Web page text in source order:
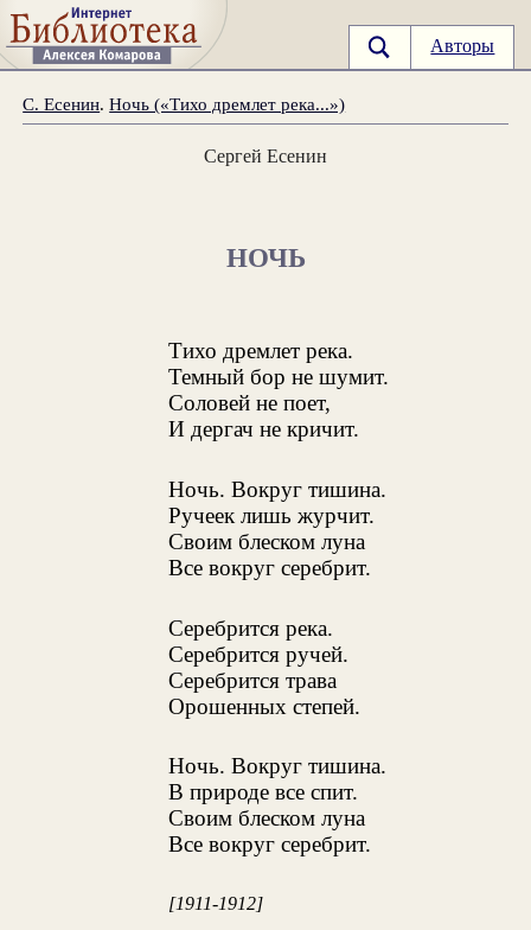
Авторы
С. Есенин.Ночь («Тихо дремлет река...»)
Сергей Есенин
НОЧЬ
Тихо дремлет река.
Темный бор не шумит.
Соловей не поет,
И дергач не кричит.
Ночь. Вокруг тишина.
Ручеек лишь журчит.
Своим блеском луна
Все вокруг серебрит.
Серебрится река.
Серебрится ручей.
Серебрится трава
Орошенных степей.
Ночь. Вокруг тишина.
В природе все спит.
Своим блеском луна
Все вокруг серебрит.
[1911-1912]